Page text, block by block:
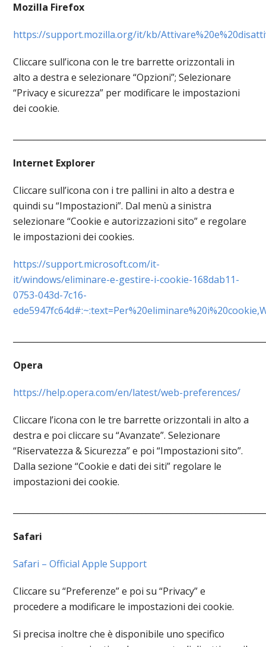
Mozilla Firefox
https://support.mozilla.org/it/kb/
Cliccare sull’icona con le tre barrette orizzontali in
alto a destra e selezionare “Opzioni”; Selezionare
“Privacy e sicurezza” per modificare le impostazioni
dei cookie.
Internet Explorer
Cliccare sull’icona con i tre pallini in alto a destra e
quindi su “Impostazioni”. Dal menù a sinistra
selezionare “Cookie e autorizzazioni sito” e regolare
le impostazioni dei cookies.
https://support.microsoft.com/it-
it/windows/eliminare-e-gestire-i-cookie-168dab11-
0753-043d-7c16-
Opera
https://help.opera.com/en/latest/web-preferences/
Cliccare l’icona con le tre barrette orizzontali in alto a
destra e poi cliccare su “Avanzate”. Selezionare
“Riservatezza & Sicurezza” e poi “Impostazioni sito”.
Dalla sezione “Cookie e dati dei siti” regolare le
impostazioni dei cookie.
Safari
Safari – Official Apple Support
Cliccare su “Preferenze” e poi su “Privacy” e
procedere a modificare le impostazioni dei cookie.
Si precisa inoltre che è disponibile uno specifico